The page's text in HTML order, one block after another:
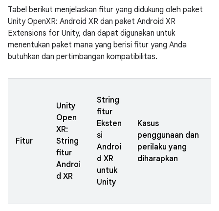
Tabel berikut menjelaskan fitur yang didukung oleh paket
Unity OpenXR: Android XR dan paket Android XR
Extensions for Unity, dan dapat digunakan untuk
menentukan paket mana yang berisi fitur yang Anda
butuhkan dan pertimbangan kompatibilitas.
Fitur
Unity
Open
XR:
String
fitur
Androi
d XR
String
fitur
Eksten
si
Androi
d XR
untuk
Unity
Kasus
penggunaan dan
perilaku yang
diharapkan